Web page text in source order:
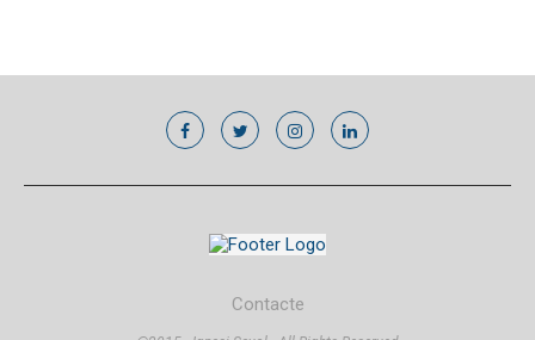
Contacte